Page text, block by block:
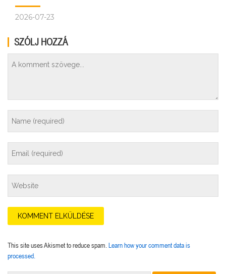
2026-07-23
SZÓLJ HOZZÁ
This site uses Akismet to reduce spam. Learn how your comment data is
processed.